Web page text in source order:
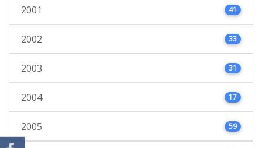
2001 41
2002 33
2003 31
2004 17
2005 59